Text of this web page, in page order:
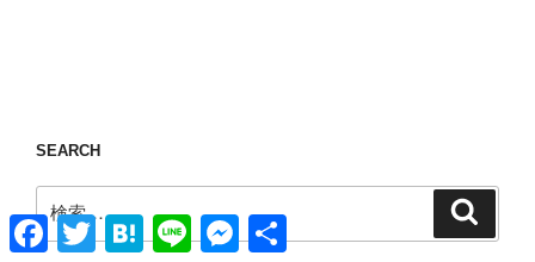
SEARCH
索:Facebook
Twitter Hatena Line Messenger
有